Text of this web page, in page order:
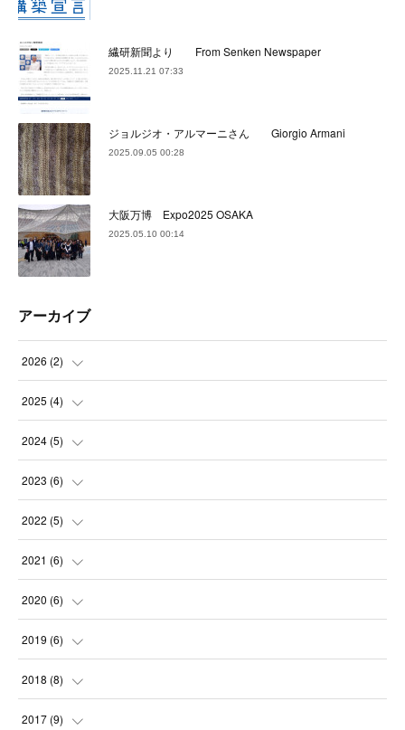
繊研新聞より From Senken Newspaper
2025.11.21 07:33
ジョルジオ・アルマーニさん Giorgio Armani
2025.09.05 00:28
大阪万博 Expo2025 OSAKA
2025.05.10 00:14
アーカイブ
2026 (2)
( )
2025 (4)
( )
( )
(
(
2024 (5)
( )
( )
(
(
2023 (6)
( )
( )
(
(
2022 (5)
( )
( )
(
(
2021 (6)
( )
( )
(
2020 (6)
( )
( )
(
2019 (6)
( )
( )
2018 (8)
( )
2017 (9)